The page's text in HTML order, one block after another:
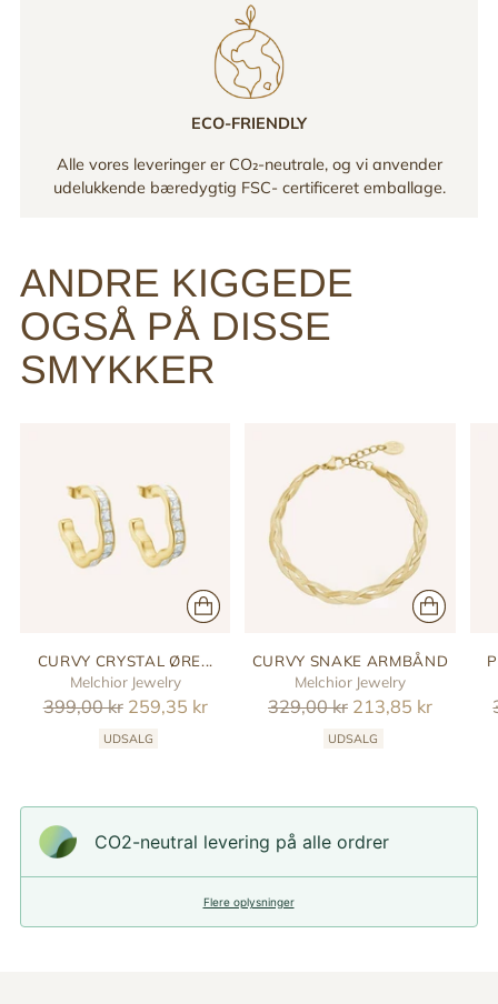
ECO-FRIENDLY
Alle vores leveringer er CO₂-neutrale, og vi anvender
udelukkende bæredygtig FSC- certificeret emballage.
ANDRE KIGGEDE
OGSÅ PÅ DISSE
SMYKKER
CURVY CRYSTAL ØRE...
Melchior Jewelry
Reguler
399,00 kr 259,35 kr
UDSALG
CURVY SNAKE ARMBÅND
Melchior Jewelry
Reguler
329,00 kr 213,85 kr
UDSALG
CO2-neutral levering på alle ordrer
Flere oplysninger